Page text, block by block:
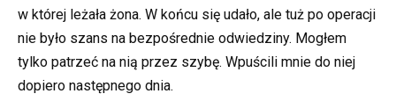
w której leżała żona. W końcu się udało, ale tuż po operacji
nie było szans na bezpośrednie odwiedziny. Mogłem
tylko patrzeć na nią przez szybę. Wpuścili mnie do niej
dopiero następnego dnia.